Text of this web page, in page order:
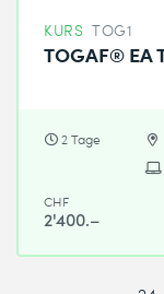
KURS TOG1
TOGAF® EA
2 Tage
CHF
2'400.–